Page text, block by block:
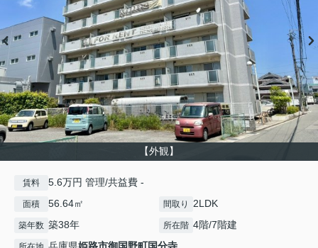
【外観】
賃料 5.6万円 管理/共益費 -
面積 56.64㎡ 間取り 2LDK
築年数 築38年 所在階 4階/7階建